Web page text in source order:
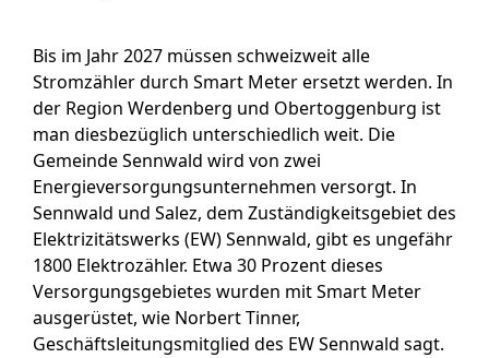
Bis im Jahr 2027 müssen schweizweit alle
Stromzähler durch Smart Meter ersetzt werden. In
der Region Werdenberg und Obertoggenburg ist
man diesbezüglich unterschiedlich weit. Die
Gemeinde Sennwald wird von zwei
Energieversorgungsunternehmen versorgt. In
Sennwald und Salez, dem Zuständigkeitsgebiet des
Elektrizitätswerks (EW) Sennwald, gibt es ungefähr
1800 Elektrozähler. Etwa 30 Prozent dieses
Versorgungsgebietes wurden mit Smart Meter
ausgerüstet, wie Norbert Tinner,
Geschäftsleitungsmitglied des EW Sennwald sagt.